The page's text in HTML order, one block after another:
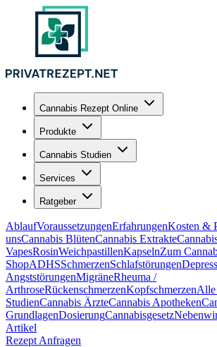
Cannabis Rezept Online
Produkte
Cannabis Studien
Services
Ratgeber
AblaufVoraussetzungenErfahrungenKosten &
unsCannabis BlütenCannabis Extrakte
VapesRosinWeichpastillenKapselnZum
ShopADHSSchmerzenSchlafstörungen
AngststörungenMigräneRheuma /
ArthroseRückenschmerzenKopfschmerzenAlle
StudienCannabis ÄrzteCannabis Apotheken
GrundlagenDosierungCannabisgesetz
Artikel
Rezept Anfragen